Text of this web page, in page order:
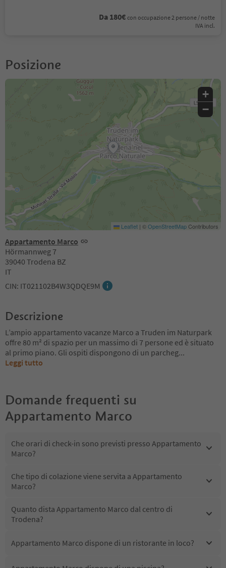
Da 180€ con occupazione 2 persone / notte
IVA incl.
Posizione
Appartamento Marco
Hörmannweg 7
39040 Trodena BZ
IT
CIN: IT021102B4W3QDQE9M
+
−
Leaflet | ©OpenStreetMapContributors
Descrizione
L’ampio appartamento vacanze Marco a Truden im Naturpark
offre 80 m² di spazio per un massimo di 7 persone ed è situato
al primo piano. Gli ospiti dispongono di un parcheg...
Leggi tutto
Domande frequenti su
Appartamento Marco
Che orari di check-in sono previsti presso Appartamento
Marco?
Che tipo di colazione viene servita a Appartamento
Marco?
Quanto dista Appartamento Marco dal centro di
Trodena?
Appartamento Marco dispone di un ristorante in loco?